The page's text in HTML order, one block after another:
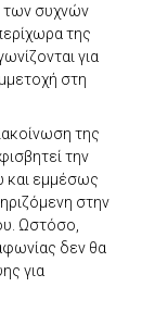
των συχνών
της
για
στη
της
την
και εμμέσως
στην
Ωστόσο,
δεν θα
για